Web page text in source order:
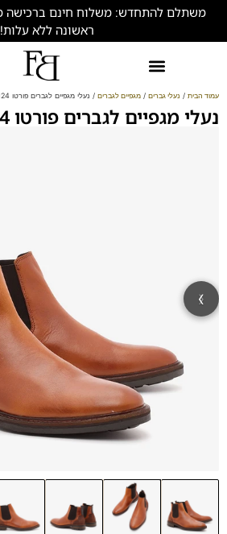
ראשונה ללא עלות!
עמוד הבית / נעלי גברים / מגפיים לגברים / נעלי מגפיים לגברים פורטו 1124 טבק
נעלי מגפיים לגברים פורטו 1124 טבק
‹
›